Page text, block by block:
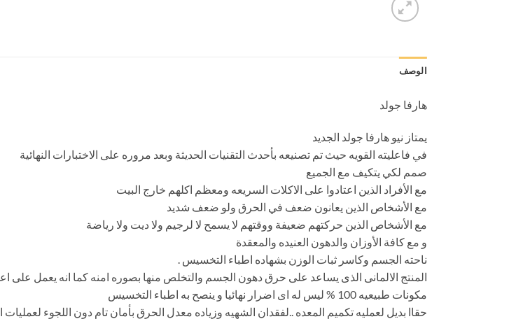
الوصف
هارفا جولد
يمتاز نيو هارفا جولد الجديد
في فاعليته القويه حيث تم تصنيعه بأحدث التقنيات الحديثة وبعد مروره على الاختبارات النهائية
صمم لكي يتكيف مع الجميع
مع الأفراد الذين اعتادوا على الاكلات السريعه ومعظم اكلهم خارج البيت
مع الأشخاص الذين يعانون ضعف في الحرق ولو ضعف شديد
مع الأشخاص الذين حركتهم ضعيفة ووقتهم لا يسمح لا لرجيم ولا ديت ولا رياضة
و مع كافة الأوزان والدهون العنيده والمعقدة
ناحته الجسم وكاسر ثبات الوزن بشهاده اطباء التخسيس .
المنتج الالمانى الذى يساعد على حرق دهون الجسم والتخلص منها بصوره امنه كما انه يعمل على
مكونات طبيعيه 100 % ليس له اى اضرار نهائيا و ينصح به اطباء التخسيس
حقاا بديل لعمليه تكميم المعده ..لفقدان الشهيه وزياده معدل الحرق بأمان تام دون اللجوء